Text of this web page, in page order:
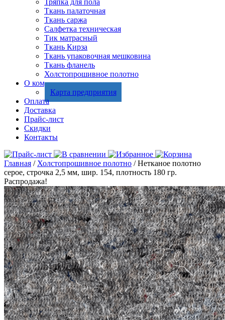
Тряпка для пола
Ткань палаточная
Ткань саржа
Салфетка техническая
Тик матрасный
Ткань Кирза
Ткань упаковочная мешковина
Ткань фланель
Холстопрошивное полотно
О компании
Карта предприятия
Оплата
Доставка
Прайс-лист
Скидки
Контакты
Главная / Холстопрошивное полотно / Нетканое полотно
серое, строчка 2,5 мм, шир. 154, плотность 180 гр.
Распродажа!